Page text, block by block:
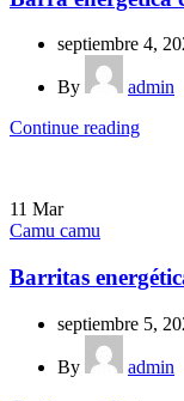
septiembre 4,
By
admin
Continue reading
11 Mar
Camu camu
Barritas
septiembre 5,
By
admin